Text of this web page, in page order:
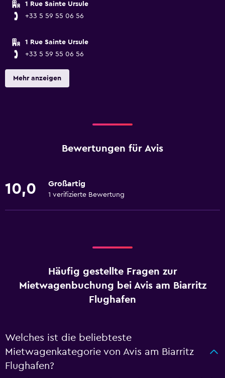
1 Rue Sainte Ursule
+33 5 59 55 06 56
1 Rue Sainte Ursule
+33 5 59 55 06 56
Mehr anzeigen
Bewertungen für Avis
10,0 Großartig
1 verifizierte Bewertung
Häufig gestellte Fragen zur
Mietwagenbuchung bei Avis am Biarritz
Flughafen
Welches ist die beliebteste
Mietwagenkategorie von Avis am Biarritz
Flughafen?